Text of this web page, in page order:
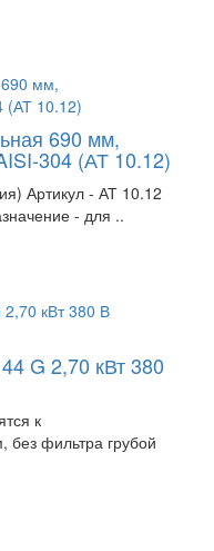
690 мм,
304 (АТ 10.12)
Артикул - АТ 10.12
- для ..
G 2,70 кВт 380
к
фильтра грубой